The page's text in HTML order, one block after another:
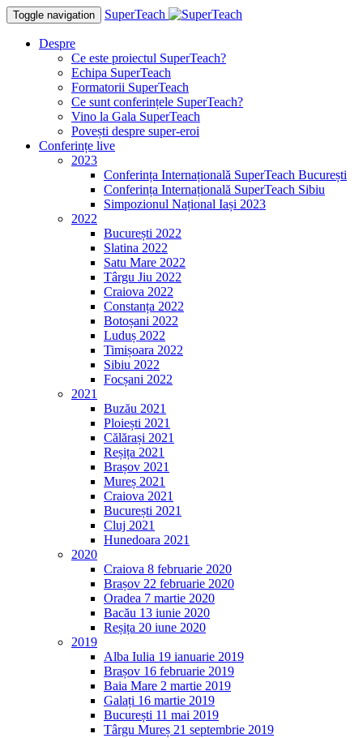
Toggle navigation SuperTeach
Despre
Ce este proiectul SuperTeach?
Echipa SuperTeach
Formatorii SuperTeach
Ce sunt conferințele SuperTeach?
Vino la Gala SuperTeach
Povești despre super-eroi
Conferințe live
2023
Conferința Internațională SuperTeach București
Conferința Internațională SuperTeach Sibiu
Simpozionul Național Iași 2023
2022
București 2022
Slatina 2022
Satu Mare 2022
Târgu Jiu 2022
Craiova 2022
Constanța 2022
Botoșani 2022
Luduș 2022
Timișoara 2022
Sibiu 2022
Focșani 2022
2021
Buzău 2021
Ploiești 2021
Călărași 2021
Reșița 2021
Brașov 2021
Mureș 2021
Craiova 2021
București 2021
Cluj 2021
Hunedoara 2021
2020
Craiova 8 februarie 2020
Brașov 22 februarie 2020
Oradea 7 martie 2020
Bacău 13 iunie 2020
Reșița 20 iune 2020
2019
Alba Iulia 19 ianuarie 2019
Brașov 16 februarie 2019
Baia Mare 2 martie 2019
Galați 16 martie 2019
București 11 mai 2019
Târgu Mureș 21 septembrie 2019